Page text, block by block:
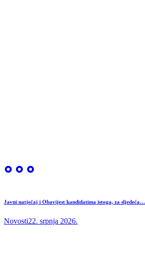
Javni natječaj i Obavijest kandidatima istoga, za sljedeća…
Novosti22. srpnja 2026.